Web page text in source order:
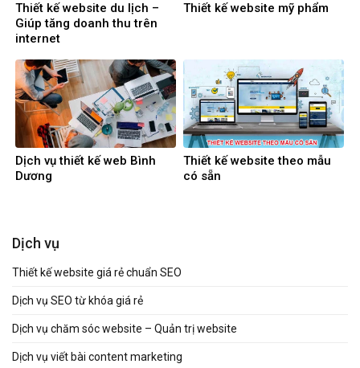
Thiết kế website du lịch –
Giúp tăng doanh thu trên
internet
Thiết kế website mỹ phẩm
Dịch vụ thiết kế web Bình
Dương
Thiết kế website theo mẫu
có sẵn
Dịch vụ
Thiết kế website giá rẻ chuẩn SEO
Dịch vụ SEO từ khóa giá rẻ
Dịch vụ chăm sóc website – Quản trị website
Dịch vụ viết bài content marketing